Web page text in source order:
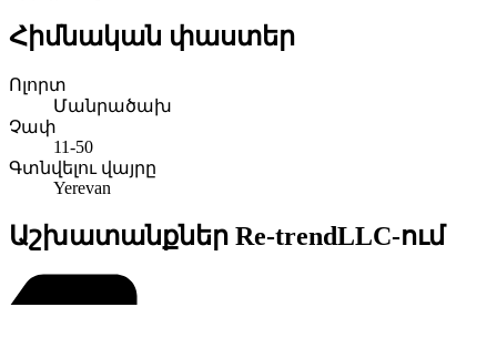
Հիմնական փաստեր
Ոլորտ
Մանրածախ
Չափ
11-50
Գտնվելու վայրը
Yerevan
Աշխատանքներ Re-trendLLC-ում